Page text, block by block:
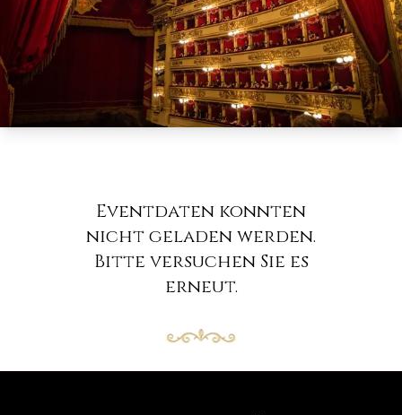
Eventdaten konnten
nicht geladen werden.
Bitte versuchen Sie es
erneut.